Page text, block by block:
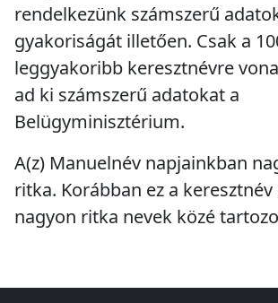
rendelkezünk számszerű
gyakoriságát illetően. Csak a
leggyakoribb keresztnévre
ad ki számszerű adatokat a
Belügyminisztérium.
A(z) Manuelnév napjainkban
ritka. Korábban ez a
nagyon ritka nevek közé